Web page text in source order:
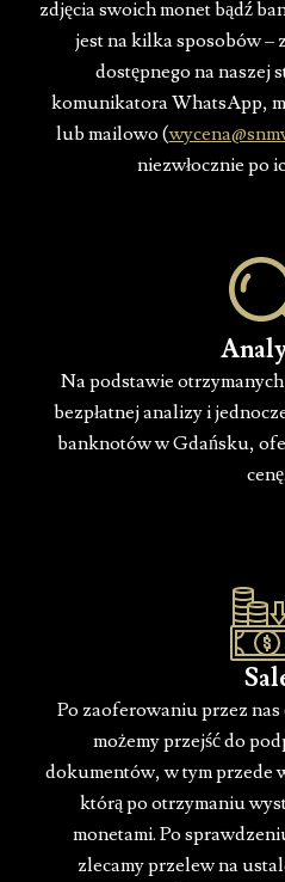
zdjęcia swoich monet bądź
jest na kilka sposobów –
dostępnego na naszej
komunikatora WhatsApp,
lub mailowo (
niezwłocznie po
Na podstawie
bezpłatnej analizy i
banknotów w Gdańsku,
cenę.
Po zaoferowaniu przez
możemy przejść do
dokumentów, w tym przede
którą po otrzymaniu
monetami. Po
zlecamy przelew na